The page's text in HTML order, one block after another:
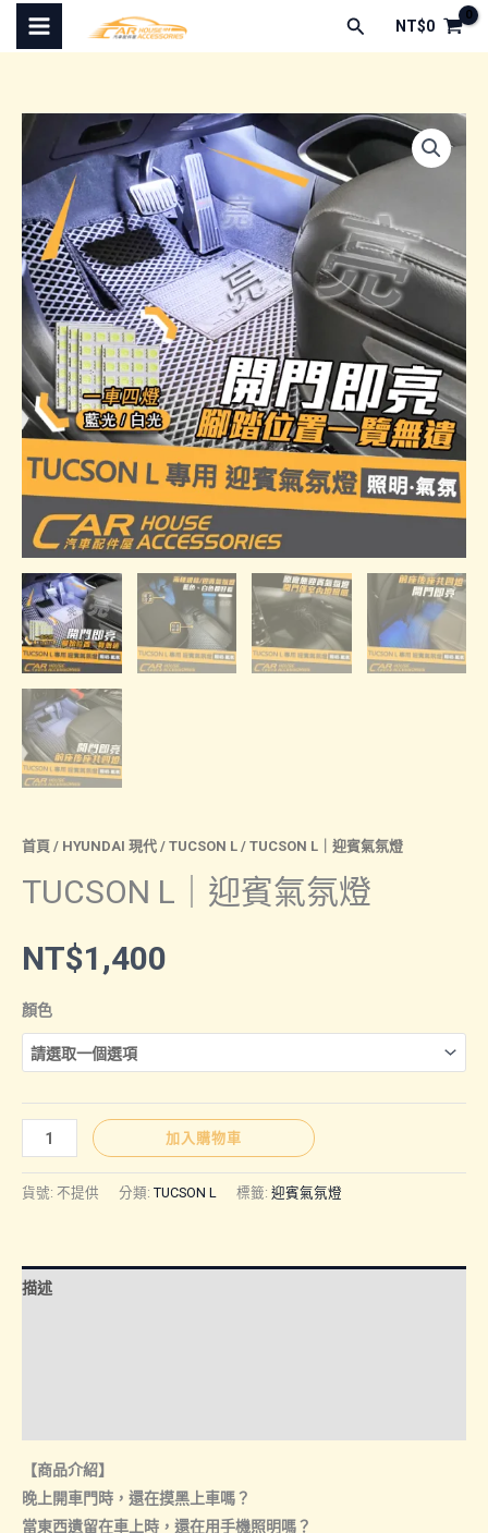
搜
尋
NT$0
首頁 / HYUNDAI 現代 / TUCSON L / TUCSON L｜迎賓氣氛燈
TUCSON L｜迎賓氣氛燈
NT$1,400
顏色
TUCSON
L
｜
氣
加入購物車
貨號: 不提供 分類: TUCSON L 標籤: 迎賓氣氛燈
描述
【商品介紹】
晚上開車門時，還在摸黑上車嗎？
當東西遺留在車上時，還在用手機照明嗎？